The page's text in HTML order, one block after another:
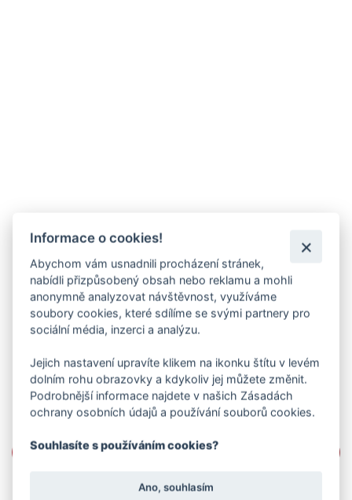
Informace o cookies!
Abychom vám usnadnili procházení stránek,
nabídli přizpůsobený obsah nebo reklamu a mohli
anonymně analyzovat návštěvnost, využíváme
soubory cookies, které sdílíme se svými partnery pro
sociální média, inzerci a analýzu.
Jejich nastavení upravíte klikem na ikonku štítu v levém
dolním rohu obrazovky a kdykoliv jej můžete změnit.
Podrobnější informace najdete v našich Zásadách
ochrany osobních údajů a používání souborů cookies.
Souhlasíte s používáním cookies?
Ano, souhlasím